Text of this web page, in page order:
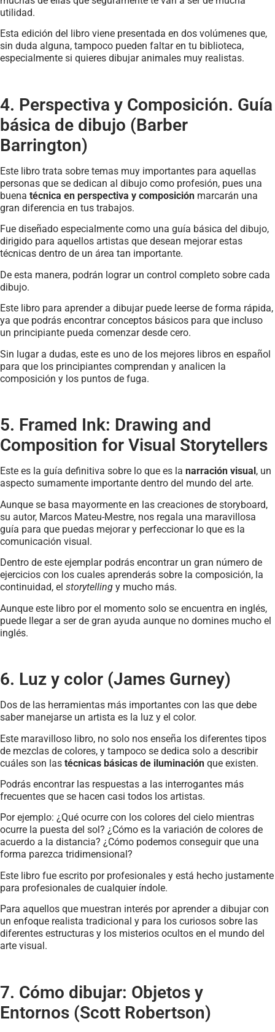
utilidad.
Esta edición del libro viene presentada en dos volúmenes que,
sin duda alguna, tampoco pueden faltar en tu biblioteca,
especialmente si quieres dibujar animales muy realistas.
4. Perspectiva y Composición. Guía
básica de dibujo (Barber
Barrington)
Este libro trata sobre temas muy importantes para aquellas
personas que se dedican al dibujo como profesión, pues una
buena técnica en perspectiva y composición marcarán una
gran diferencia en tus trabajos.
Fue diseñado especialmente como una guía básica del dibujo,
dirigido para aquellos artistas que desean mejorar estas
técnicas dentro de un área tan importante.
De esta manera, podrán lograr un control completo sobre cada
dibujo.
Este libro para aprender a dibujar puede leerse de forma rápida,
ya que podrás encontrar conceptos básicos para que incluso
un principiante pueda comenzar desde cero.
Sin lugar a dudas, este es uno de los mejores libros en español
para que los principiantes comprendan y analicen la
composición y los puntos de fuga.
5. Framed Ink: Drawing and
Composition for Visual Storytellers
Este es la guía definitiva sobre lo que es la narración visual , un
aspecto sumamente importante dentro del mundo del arte.
Aunque se basa mayormente en las creaciones de storyboard,
su autor, Marcos Mateu-Mestre, nos regala una maravillosa
guía para que puedas mejorar y perfeccionar lo que es la
comunicación visual.
Dentro de este ejemplar podrás encontrar un gran número de
ejercicios con los cuales aprenderás sobre la composición, la
continuidad, el storytelling y mucho más.
Aunque este libro por el momento solo se encuentra en inglés,
puede llegar a ser de gran ayuda aunque no domines mucho el
inglés.
6. Luz y color (James Gurney)
Dos de las herramientas más importantes con las que debe
saber manejarse un artista es la luz y el color.
Este maravilloso libro, no solo nos enseña los diferentes tipos
de mezclas de colores, y tampoco se dedica solo a describir
cuáles son las técnicas básicas de iluminación que existen.
Podrás encontrar las respuestas a las interrogantes más
frecuentes que se hacen casi todos los artistas.
Por ejemplo: ¿Qué ocurre con los colores del cielo mientras
ocurre la puesta del sol? ¿Cómo es la variación de colores de
acuerdo a la distancia? ¿Cómo podemos conseguir que una
forma parezca tridimensional?
Este libro fue escrito por profesionales y está hecho justamente
para profesionales de cualquier índole.
Para aquellos que muestran interés por aprender a dibujar con
un enfoque realista tradicional y para los curiosos sobre las
diferentes estructuras y los misterios ocultos en el mundo del
arte visual.
7. Cómo dibujar: Objetos y
Entornos (Scott Robertson)